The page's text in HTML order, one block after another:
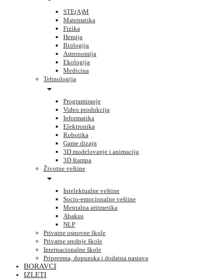
STE(A)M
Matematika
Fizika
Hemija
Biologija
Astronomija
Ekologija
Medicina
Tehnologija
Programiranje
Video produkcija
Informatika
Elektronika
Robotika
Game dizajn
3D modelovanje i animacija
3D štampa
Životne veštine
Intelektualne veštine
Socio-emocionalne veštine
Mentalna aritmetika
Abakus
NLP
Privatne osnovne škole
Privatne srednje škole
Internacionalne škole
Pripremna, dopunska i dodatna nastava
BORAVCI
IZLETI